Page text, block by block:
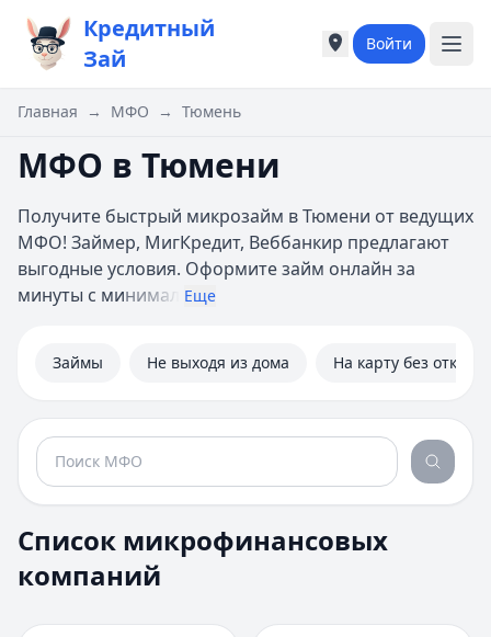
Кредитный
Зай
Города России
А
Астрахань
Б
Владимир
Волгоград
Воронеж
Е
И
Города России
А
Астрахань
Б
Владимир
Волгоград
Воронеж
Е
И
Войти
Главная → МФО → Тюмень
МФО в Тюмени
Получите быстрый микрозайм в Тюмени от ведущих
МФО! Займер, МигКредит, Веббанкир предлагают
выгодные условия. Оформите займ онлайн за
минуты с минимал Еще
Займы Не выходя из дома На карту без отказа
Список микрофинансовых
компаний